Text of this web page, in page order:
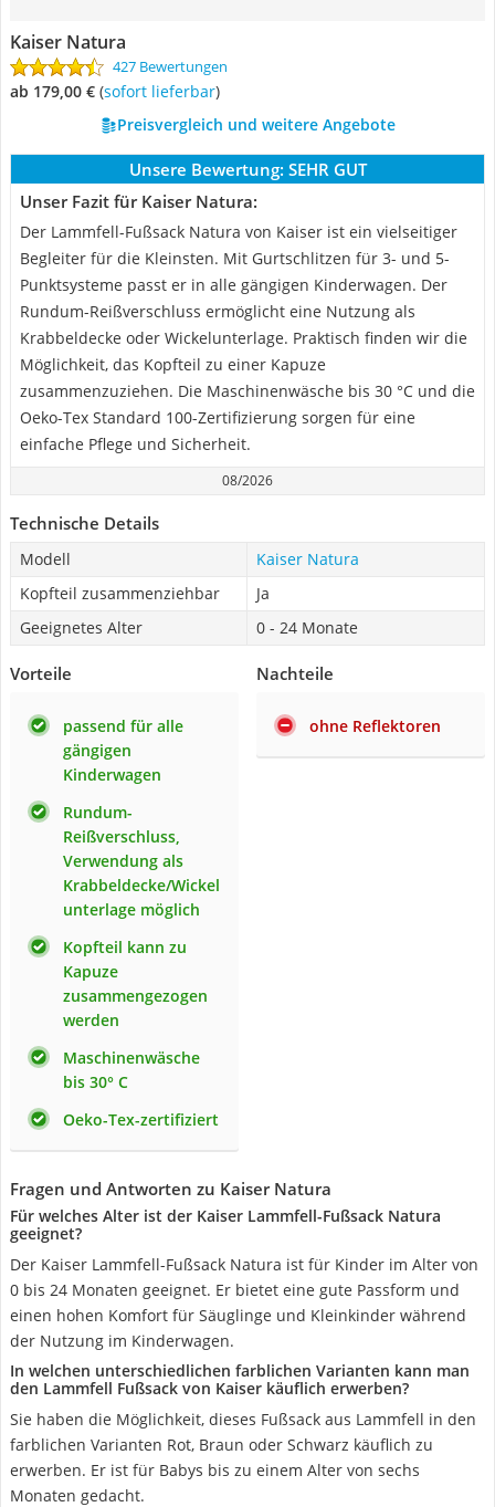
Kaiser Natura
427 Bewertungen
ab 179,00 € ( Sofort lieferbar)
Preisvergleich und weitere Angebote
Unsere Bewertung: SEHR GUT
Unser Fazit für Kaiser Natura:
Der Lammfell-Fußsack Natura von Kaiser ist ein vielseitiger
Begleiter für die Kleinsten. Mit Gurtschlitzen für 3- und 5-
Punktsysteme passt er in alle gängigen Kinderwagen. Der
Rundum-Reißverschluss ermöglicht eine Nutzung als
Krabbeldecke oder Wickelunterlage. Praktisch finden wir die
Möglichkeit, das Kopfteil zu einer Kapuze
zusammenzuziehen. Die Maschinenwäsche bis 30 °C und die
Oeko-Tex Standard 100-Zertifizierung sorgen für eine
einfache Pflege und Sicherheit.
08/2026
Technische Details
Modell
Kaiser Natura
Kopfteil zusammenziehbar
Ja
Geeignetes Alter
0 - 24 Monate
Vorteile
passend für alle
gängigen
Kinderwagen
Rundum-
Reißverschluss,
Verwendung als
Krabbeldecke/Wickel
unterlage möglich
Kopfteil kann zu
Kapuze
zusammengezogen
werden
Maschinenwäsche
bis 30° C
Oeko-Tex-zertifiziert
Nachteile
ohne Reflektoren
Fragen und Antworten zu Kaiser Natura
Für welches Alter ist der Kaiser Lammfell-Fußsack Natura
geeignet?
Der Kaiser Lammfell-Fußsack Natura ist für Kinder im Alter von
0 bis 24 Monaten geeignet. Er bietet eine gute Passform und
einen hohen Komfort für Säuglinge und Kleinkinder während
der Nutzung im Kinderwagen.
In welchen unterschiedlichen farblichen Varianten kann man
den Lammfell Fußsack von Kaiser käuflich erwerben?
Sie haben die Möglichkeit, dieses Fußsack aus Lammfell in den
farblichen Varianten Rot, Braun oder Schwarz käuflich zu
erwerben. Er ist für Babys bis zu einem Alter von sechs
Monaten gedacht.